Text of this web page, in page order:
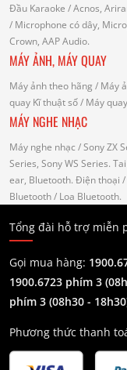
Đầu Karaoke / Acnos,
/ Microphone có dây,
Crown, AAP Audio.
MÁY ẢNH, MÁY QUAY
Máy ảnh theo hãng / Máy
quay Kĩ thuật số/ Máy
MÁY NGHE NHẠC
Máy nghe nhạc / Sony ZX
Series, Sony WS Series.
ear, Bluetooth. Điện thoại
Bluetooth/ Loa Bluetooth.
Tổng đài hỗ trợ miễn
Gọi mua hàng:
1900.6723 phím 3
phím 3 (08h30 -
Phương thức thanh